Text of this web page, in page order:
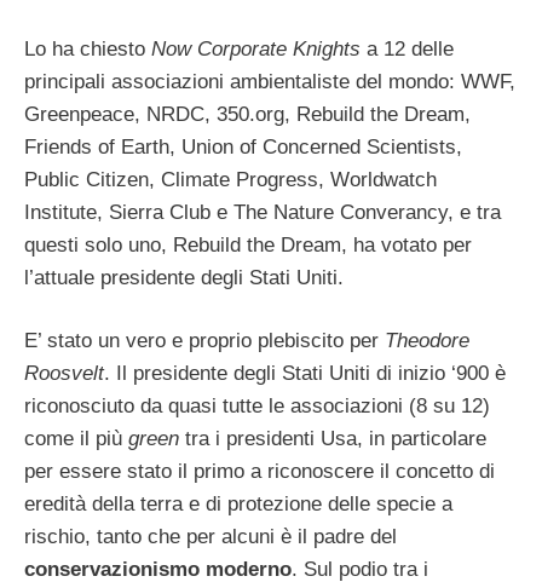
Lo ha chiesto Now Corporate Knights a 12 delle
principali associazioni ambientaliste del mondo: WWF,
Greenpeace, NRDC, 350.org, Rebuild the Dream,
Friends of Earth, Union of Concerned Scientists,
Public Citizen, Climate Progress, Worldwatch
Institute, Sierra Club e The Nature Converancy, e tra
questi solo uno, Rebuild the Dream, ha votato per
l’attuale presidente degli Stati Uniti.
E’ stato un vero e proprio plebiscito per Theodore
Roosvelt. Il presidente degli Stati Uniti di inizio ‘900 è
riconosciuto da quasi tutte le associazioni (8 su 12)
come il più green tra i presidenti Usa, in particolare
per essere stato il primo a riconoscere il concetto di
eredità della terra e di protezione delle specie a
rischio, tanto che per alcuni è il padre del
conservazionismo moderno. Sul podio tra i